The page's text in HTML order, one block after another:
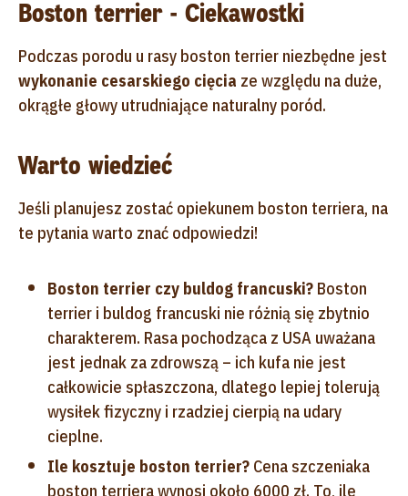
Boston terrier - Ciekawostki
Podczas porodu u rasy boston terrier niezbędne jest
wykonanie cesarskiego cięcia ze względu na duże,
okrągłe głowy utrudniające naturalny poród.
Warto wiedzieć
Jeśli planujesz zostać opiekunem boston terriera, na
te pytania warto znać odpowiedzi!
Boston terrier czy buldog francuski? Boston
terrier i buldog francuski nie różnią się zbytnio
charakterem. Rasa pochodząca z USA uważana
jest jednak za zdrowszą – ich kufa nie jest
całkowicie spłaszczona, dlatego lepiej tolerują
wysiłek fizyczny i rzadziej cierpią na udary
cieplne.
Ile kosztuje boston terrier? Cena szczeniaka
boston terriera wynosi około 6000 zł. To, ile